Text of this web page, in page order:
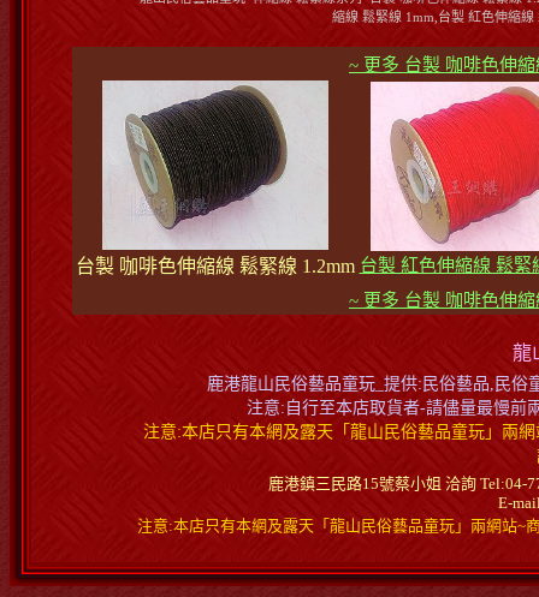
縮線 鬆緊線 1mm,台製 紅色伸縮
~ 更多 台製 咖啡色伸
台製 咖啡色伸縮線 鬆緊線 1.2mm 台製 紅色伸縮線 鬆緊
~ 更多 台製 咖啡色伸
龍
鹿港龍山民俗藝品童玩_提供:民俗藝品,民
注意:自行至本店取貨者-請儘量最慢前
注意:本店只有本網及露天「龍山民俗藝品童玩」兩
鹿港鎮三民路15號蔡小姐 洽詢 Tel:04-
E-
注意:本店只有本網及露天「龍山民俗藝品童玩」兩網站~